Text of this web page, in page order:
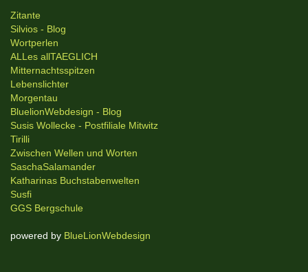
Zitante
Silvios - Blog
Wortperlen
ALLes allTAEGLICH
Mitternachtsspitzen
Lebenslichter
Morgentau
BluelionWebdesign - Blog
Susis Wollecke - Postfiliale Mitwitz
Tirilli
Zwischen Wellen und Worten
SaschaSalamander
Katharinas Buchstabenwelten
Susfi
GGS Bergschule
powered by BlueLionWebdesign